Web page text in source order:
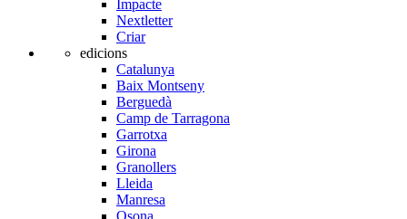
Impacte
Nextletter
Criar
edicions
Catalunya
Baix Montseny
Berguedà
Camp de Tarragona
Garrotxa
Girona
Granollers
Lleida
Manresa
Osona